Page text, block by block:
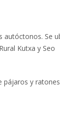
autóctonos. Se
Kutxa y Seo
pájaros y ratones